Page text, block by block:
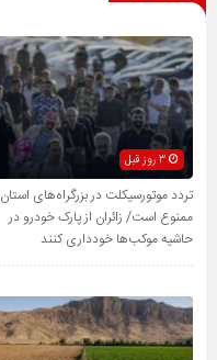
3 روز قبل
تردد موتورسیکلت در بزرگراه‌های استان
ممنوع است/ زائران از پارک خودرو در
حاشیه موکب‌ها خودداری کنند